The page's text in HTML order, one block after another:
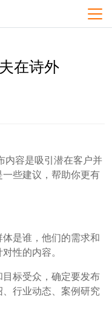
在诗外
容是吸引潜在客户并
些建议，帮助你更有
是谁，他们的需求和
性的内容。
标受众，确定要发布
行业动态、案例研究